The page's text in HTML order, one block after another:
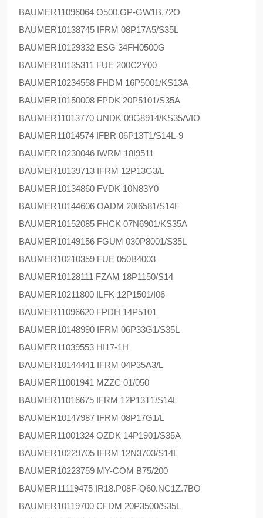
BAUMER11096064 O500.GP-GW1B.72O
BAUMER10138745 IFRM 08P17A5/S35L
BAUMER10129332 ESG 34FH0500G
BAUMER10135311 FUE 200C2Y00
BAUMER10234558 FHDM 16P5001/KS13A
BAUMER10150008 FPDK 20P5101/S35A
BAUMER11013770 UNDK 09G8914/KS35A/IO
BAUMER11014574 IFBR 06P13T1/S14L-9
BAUMER10230046 IWRM 18I9511
BAUMER10139713 IFRM 12P13G3/L
BAUMER10134860 FVDK 10N83Y0
BAUMER10144606 OADM 20I6581/S14F
BAUMER10152085 FHCK 07N6901/KS35A
BAUMER10149156 FGUM 030P8001/S35L
BAUMER10210359 FUE 050B4003
BAUMER10128111 FZAM 18P1150/S14
BAUMER10211800 ILFK 12P1501/I06
BAUMER11096620 FPDH 14P5101
BAUMER10148990 IFRM 06P33G1/S35L
BAUMER11039553 HI17-1H
BAUMER10144441 IFRM 04P35A3/L
BAUMER11001941 MZZC 01/050
BAUMER11016675 IFRM 12P13T1/S14L
BAUMER10147987 IFRM 08P17G1/L
BAUMER11001324 OZDK 14P1901/S35A
BAUMER10229705 IFRM 12N3703/S14L
BAUMER10223759 MY-COM B75/200
BAUMER11119475 IR18.P08F-Q60.NC1Z.7BO
BAUMER10119700 CFDM 20P3500/S35L